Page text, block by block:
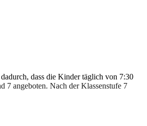
dass die Kinder täglich von 7:30
7 angeboten. Nach der Klassenstufe 7